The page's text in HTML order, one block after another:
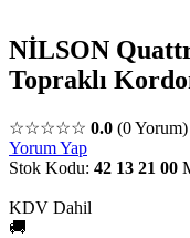
NİLSON
Topraklı
☆☆☆☆☆ 0.0 (0 Yorum)
Yorum Yap
Stok Kodu: 42 13 21 00
KDV Dahil
🚚